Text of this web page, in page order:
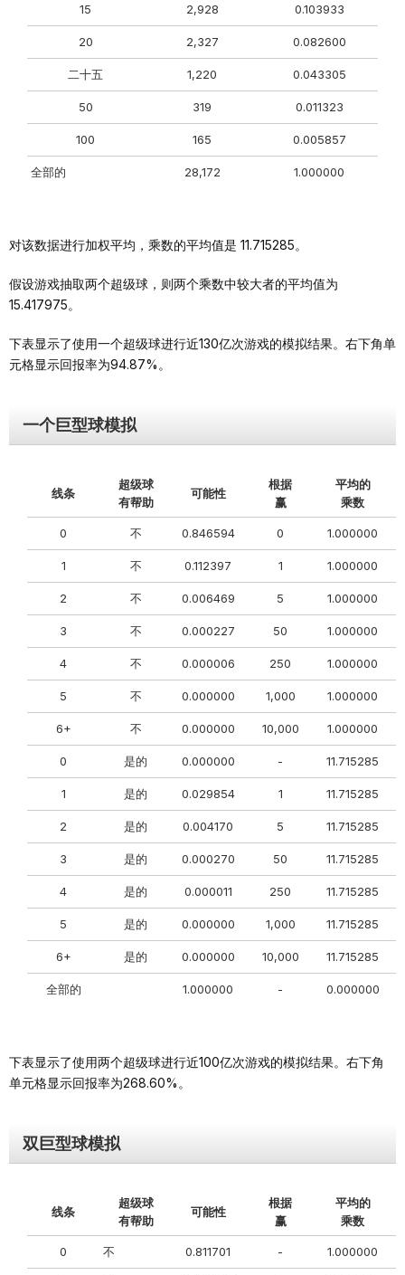
15 2,928 0.103933
20 2,327 0.082600
二十五 1,220 0.043305
50 319 0.011323
100 165 0.005857
全部的 28,172 1.000000
对该数据进行加权平均，乘数的平均值是 11.715285。
假设游戏抽取两个超级球，则两个乘数中较大者的平均值为
15.417975。
下表显示了使用一个超级球进行近130亿次游戏的模拟结果。右下角单
元格显示回报率为94.87%。
一个巨型球模拟
线条
超级球
有帮助
可能性
根据
赢
平均的
乘数
0 不 0.846594 0 1.000000
1 不 0.112397 1 1.000000
2 不 0.006469 5 1.000000
3 不 0.000227 50 1.000000
4 不 0.000006 250 1.000000
5 不 0.000000 1,000 1.000000
6+ 不 0.000000 10,000 1.000000
0 是的 0.000000 - 11.715285
1 是的 0.029854 1 11.715285
2 是的 0.004170 5 11.715285
3 是的 0.000270 50 11.715285
4 是的 0.000011 250 11.715285
5 是的 0.000000 1,000 11.715285
6+ 是的 0.000000 10,000 11.715285
全部的 1.000000 - 0.000000
下表显示了使用两个超级球进行近100亿次游戏的模拟结果。右下角
单元格显示回报率为268.60%。
双巨型球模拟
线条
超级球
有帮助
可能性
根据
赢
平均的
乘数
0 不 0.811701 - 1.000000